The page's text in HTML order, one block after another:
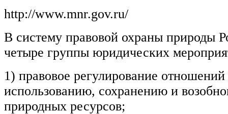
http://www.mnr.gov.ru/
В систему правовой охраны природы
четыре группы юридических
1) правовое регулирование
использованию, сохранению и
природных ресурсов;